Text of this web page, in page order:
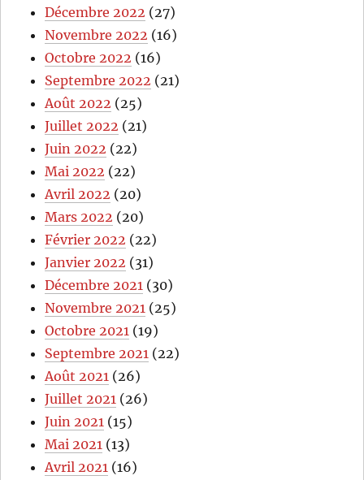
Décembre 2022 (27)
Novembre 2022 (16)
Octobre 2022 (16)
Septembre 2022 (21)
Août 2022 (25)
Juillet 2022 (21)
Juin 2022 (22)
Mai 2022 (22)
Avril 2022 (20)
Mars 2022 (20)
Février 2022 (22)
Janvier 2022 (31)
Décembre 2021 (30)
Novembre 2021 (25)
Octobre 2021 (19)
Septembre 2021 (22)
Août 2021 (26)
Juillet 2021 (26)
Juin 2021 (15)
Mai 2021 (13)
Avril 2021 (16)